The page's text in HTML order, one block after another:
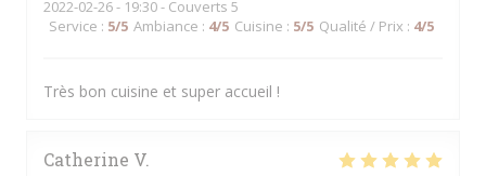
2022-02-26- 19:30 - Couverts 5
Service : 5/5 Ambiance : 4/5 Cuisine : 5/5 Qualité / Prix : 4/5
Très bon cuisine et super accueil !
Catherine V